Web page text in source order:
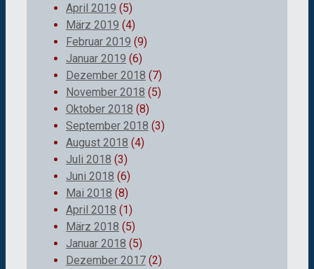
April 2019 (5)
März 2019 (4)
Februar 2019 (9)
Januar 2019 (6)
Dezember 2018 (7)
November 2018 (5)
Oktober 2018 (8)
September 2018 (3)
August 2018 (4)
Juli 2018 (3)
Juni 2018 (6)
Mai 2018 (8)
April 2018 (1)
März 2018 (5)
Januar 2018 (5)
Dezember 2017 (2)